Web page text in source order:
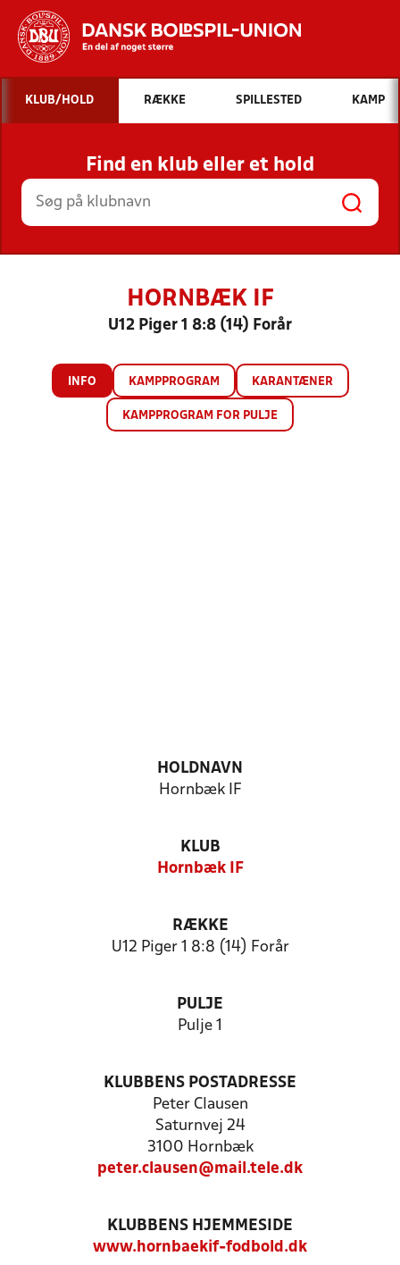
Hvad vil du søge efter?
INDHOLD OG NYHEDER
STILLINGER, RESULTATER, KLUBBER OG
HOLD
KLUB/HOLD RÆKKE SPILLESTED KAMP
Find en klub eller et hold
HORNBÆK IF
U12 Piger 1 8:8 (14) Forår
INFO KAMPPROGRAM KARANTÆNER
KAMPPROGRAM FOR PULJE
HOLDNAVN
Hornbæk IF
KLUB
Hornbæk IF
RÆKKE
U12 Piger 1 8:8 (14) Forår
PULJE
Pulje 1
KLUBBENS POSTADRESSE
Peter Clausen
Saturnvej 24
3100 Hornbæk
peter.clausen@mail.tele.dk
KLUBBENS HJEMMESIDE
www.hornbaekif-fodbold.dk